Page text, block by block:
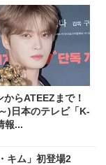
からATEEZまで！
)日本のテレビ「K-
報...
キム」初登場2